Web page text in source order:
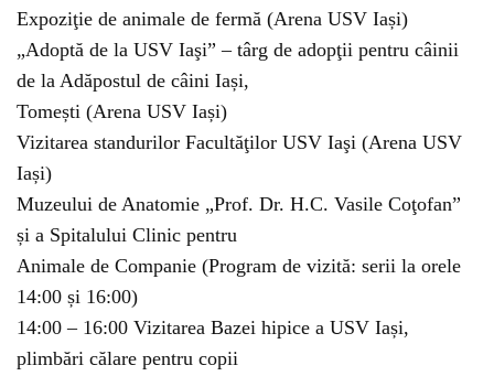
Expoziţie de animale de fermă (Arena USV Iași)
„Adoptă de la USV Iaşi” – târg de adopţii pentru câinii
de la Adăpostul de câini Iași,
Tomești (Arena USV Iași)
Vizitarea standurilor Facultăţilor USV Iaşi (Arena USV
Iași)
Muzeului de Anatomie „Prof. Dr. H.C. Vasile Coţofan”
și a Spitalului Clinic pentru
Animale de Companie (Program de vizită: serii la orele
14:00 și 16:00)
14:00 – 16:00 Vizitarea Bazei hipice a USV Iași,
plimbări călare pentru copii